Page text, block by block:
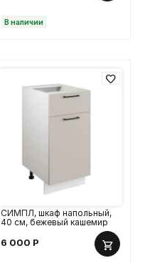
В наличии
СИМПЛ, шкаф напольный,
40 см, бежевый кашемир
6 000 Р